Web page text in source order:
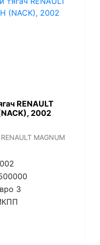
RENAULT
2002
MAGNUM
3